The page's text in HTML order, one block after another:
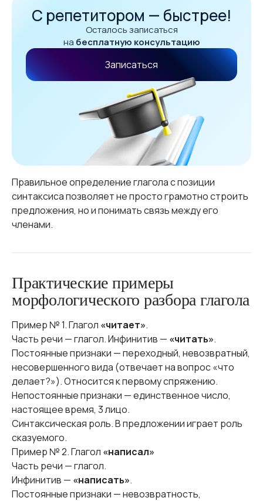
С репетитором — быстрее!
Осталось записаться
на бесплатную консультацию
Записаться
Правильное определение глагола с позиции
синтаксиса позволяет не просто грамотно строить
предложения, но и понимать связь между его
членами.
Практические примеры
морфологического разбора глагола
Пример № 1. Глагол «читает».
Часть речи — глагол. Инфинитив — «читать».
Постоянные признаки — переходный, невозвратный,
несовершенного вида (отвечает на вопрос «что
делает?»). Относится к первому спряжению.
Непостоянные признаки — единственное число,
настоящее время, 3 лицо.
Синтаксическая роль. В предложении играет роль
сказуемого.
Пример № 2. Глагол «написал»
Часть речи — глагол.
Инфинитив — «написать».
Постоянные признаки — невозвратность,